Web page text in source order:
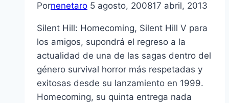
Pornenetaro 5 agosto, 200817 abril, 2013
Silent Hill: Homecoming, Silent Hill V para
los amigos, supondrá el regreso a la
actualidad de una de las sagas dentro del
género survival horror más respetadas y
exitosas desde su lanzamiento en 1999.
Homecoming, su quinta entrega nada